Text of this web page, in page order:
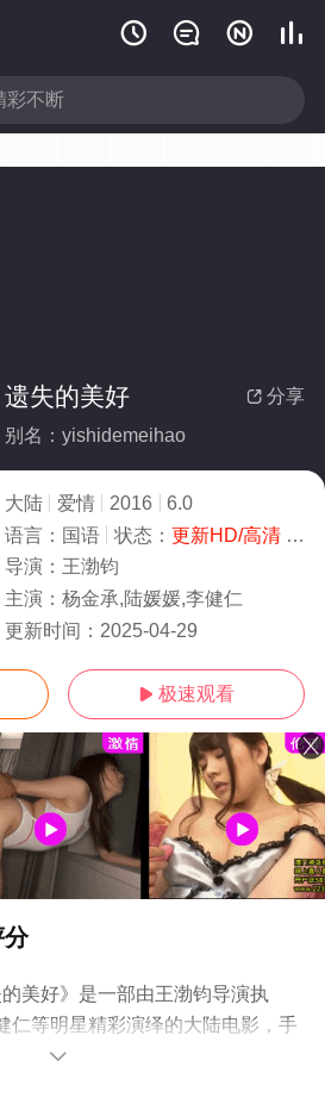
   
 分享
遗失的美好
别名：yishidemeihao
大陆 爱情 2016
6.0
语言： 国语 状态： 更新HD/高清- 免费观看
导演： 王渤钧
主演： 杨金承,陆媛媛,李健仁
更新时间： 2025-04-29
 极速观看
分
美好》是一部由王渤钧导演执
仁等明星精彩演绎的大陆电影，手
整版电影大全就上星空电影网，
